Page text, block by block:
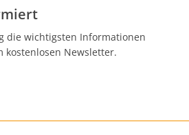
die wichtigsten Informationen
kostenlosen Newsletter.